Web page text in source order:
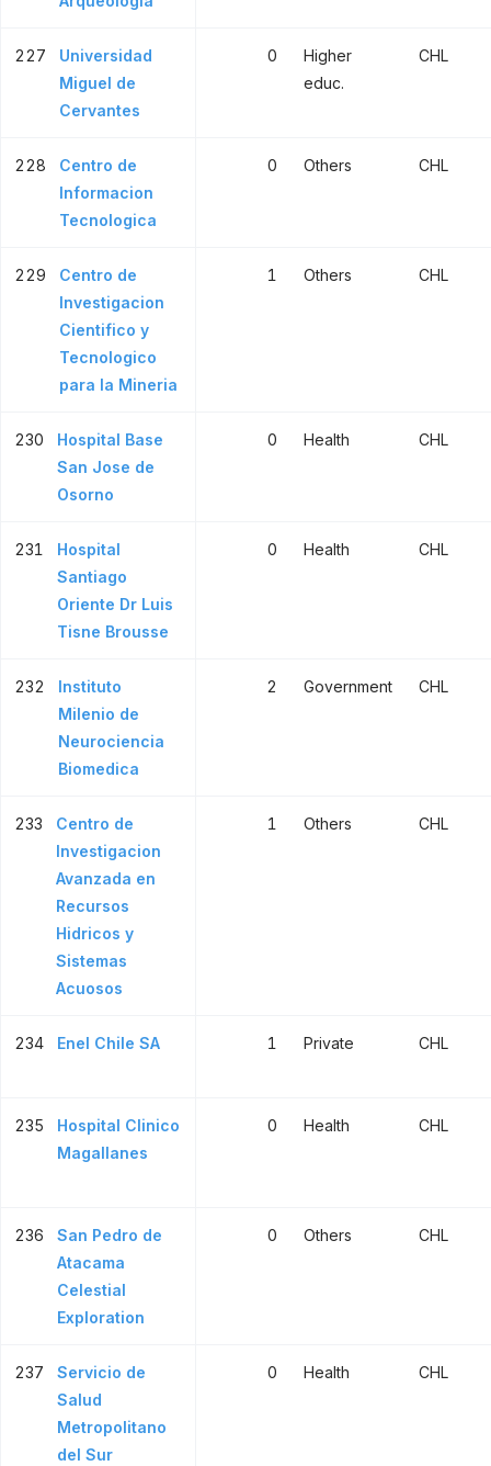
227
Universidad
Miguel de
Cervantes
0
Higher
educ.
CHL
228
Centro de
Informacion
Tecnologica
0 Others CHL
229
Centro de
Investigacion
Cientifico y
Tecnologico
para la Mineria
1 Others CHL
230
Hospital Base
San Jose de
Osorno
0 Health CHL
231
Hospital
Santiago
Oriente Dr Luis
Tisne Brousse
0 Health CHL
232
Instituto
Milenio de
Neurociencia
Biomedica
2 Government CHL
233
Centro de
Investigacion
Avanzada en
Recursos
Hidricos y
Sistemas
Acuosos
1 Others CHL
234 Enel Chile SA 1 Private CHL
235
Hospital Clinico
Magallanes
0 Health CHL
236
San Pedro de
Atacama
Celestial
Exploration
0 Others CHL
237
Servicio de
Salud
Metropolitano
del Sur
0 Health CHL